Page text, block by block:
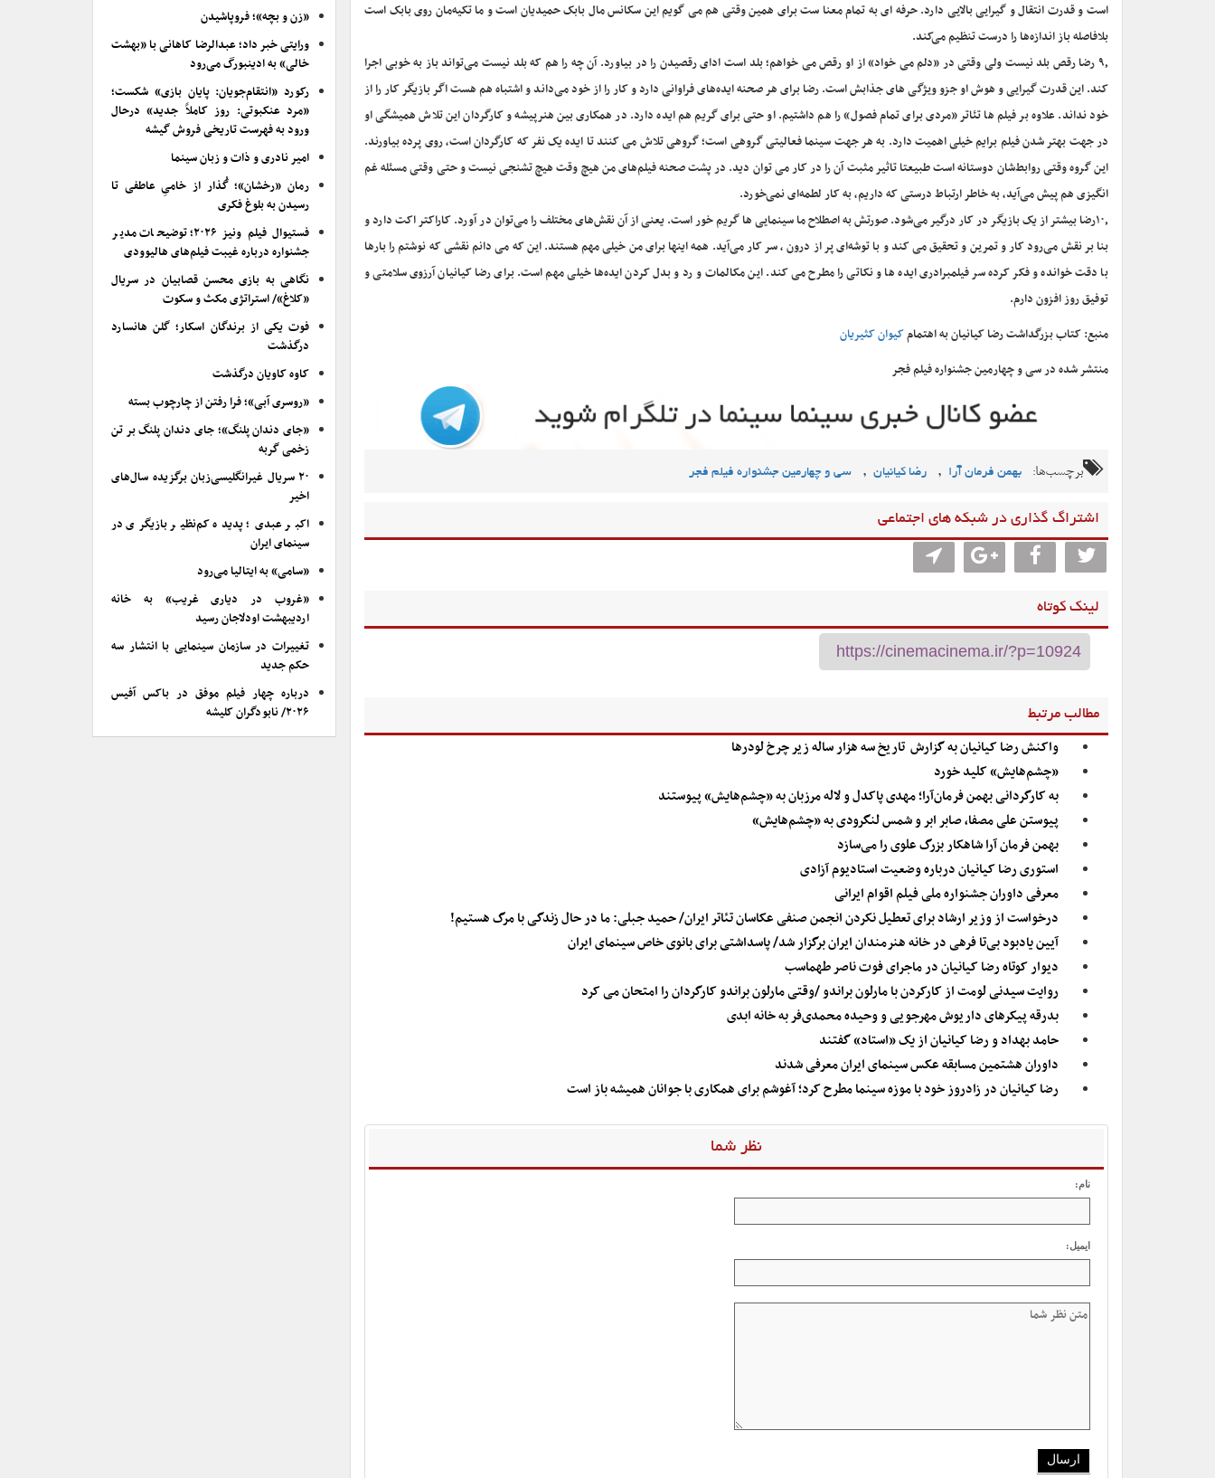
است و قدرت انتقال و گیرایی بالایی دارد. حرفه ای به تمام معنا ست برای همین وقتی هم می گویم این سکانس مال بابک حمیدیان است و ما تکیه‌مان روی بابک است
بلافاصله باز اندازه‌ها را درست تنظیم می‌کند.
۹٫ رضا رقص بلد نیست ولی وقتی در «دلم می خواد» از او رقص می خواهم؛ بلد است ادای رقصیدن را در بیاورد. آن چه را هم که بلد نیست می‌تواند باز به خوبی اجرا
کند. این قدرت گیرایی و هوش او جزو ویژگی های جذابش است. رضا برای هر صحنه ایده‌های فراوانی دارد و کار را از خود می‌داند و اشتباه هم هست اگر بازیگر کار را از
خود نداند. علاوه بر فیلم ها تئاتر «مردی برای تمام فصول» را هم داشتیم. او حتی برای گریم هم ایده دارد. در همکاری بین هنرپیشه و کارگردان این تلاش همیشگی او
در جهت بهتر شدن فیلم برایم خیلی اهمیت دارد. به هر جهت سینما فعالیتی گروهی است؛ گروهی تلاش می کنند تا ایده یک نفر که کارگردان است، روی پرده بیاورند.
این گروه وقتی روابط‌شان دوستانه است طبیعتا تاثیر مثبت آن را در کار می توان دید. در پشت صحنه فیلم‌های من هیچ وقت هیچ تشنجی نیست و حتی وقتی مسئله غم
انگیزی هم پیش می‌آید، به خاطر ارتباط درستی که داریم، به کار لطمه‌ای نمی‌خورد.
۱۰٫رضا بیشتر از یک بازیگر در کار درگیر می‌شود. صورتش به اصطلاح ما سینمایی ها گریم خور است. یعنی از آن نقش‌های مختلف را می‌توان در آورد. کاراکتر اکت دارد و
بنا بر نقش می‌رود کار و تمرین و تحقیق می کند و با توشه‌ای پر از درون ، سر کار می‌آید. همه اینها برای من خیلی مهم هستند. این که می دانم نقشی که نوشتم را بارها
با دقت خوانده و فکر کرده سر فیلمبرادری ایده ها و نکاتی را مطرح می کند. این مکالمات و رد و بدل کردن ایده‌ها خیلی مهم است. برای رضا کیانیان آرزوی سلامتی و
توفیق روز افزون دارم.
منبع: کتاب بزرگداشت رضا کیانیان به اهتمامکیوان کثیریان
منتشر شده در سی و چهارمین جشنواره فیلم فجر
برچسب‌ها: بهمن فرمان آرا , رضا کیانیان , سی و چهارمین جشنواره فیلم فجر
اشتراگ گذاری در شبکه های اجتماعی
لینک کوتاه
مطالب مرتبط
واکنش رضا کیانیان به گزارش تاریخ سه هزار ساله زیر چرخ لودرها
«چشم‌هایش» کلید خورد
به کارگردانی بهمن فرمان‌آرا؛ مهدی پاکدل و لاله مرزبان به «چشم‌هایش» پیوستند
پیوستن علی مصفا، صابر ابر و شمس لنگرودی به «چشم‌هایش»
بهمن فرمان آرا شاهکار بزرگ علوی را می‌سازد
استوری رضا کیانیان درباره وضعیت استادیوم آزادی
معرفی داوران جشنواره ملی فیلم اقوام ایرانی
درخواست از وزیر ارشاد برای تعطیل نکردن انجمن صنفی عکاسان تئاتر ایران/ حمید جبلی: ما در حال زندگی با مرگ هستیم!
آیین یادبود بی‌تا فرهی در خانه هنرمندان ایران برگزار شد/ پاسداشتی برای بانوی خاص سینمای ایران
دیوار کوتاه رضا کیانیان در ماجرای فوت ناصر طهماسب
روایت سیدنی لومت از کارکردن با مارلون براندو /وقتی مارلون براندو کارگردان را امتحان می کرد
بدرقه پیکرهای داریوش مهرجویی و وحیده محمدی‌فر به خانه ابدی
حامد بهداد و رضا کیانیان از یک «استاد» گفتند
داوران هشتمین مسابقه عکس سینمای ایران معرفی شدند
رضا کیانیان در زادروز خود با موزه سینما مطرح کرد؛ آغوشم برای همکاری با جوانان همیشه باز است
نظر شما
نام:
ایمیل:
«زن و بچه»؛ فروپاشیدن
ورایتی خبر داد؛ عبدالرضا کاهانی با «بهشت
خالی» به ادینبورگ می‌رود
رکورد «انتقام‌جویان: پایان بازی» شکست؛
«مرد عنکبوتی: روز کاملاً جدید» درحال
ورود به فهرست تاریخی فروش گیشه
امیر نادری و ذات و زبان سینما
رمان «رخشان»؛ گُذار از خامیِ عاطفی تا
رسیدن به بلوغ فکری
فستیوال فیلم ونیز ۲۰۲۶؛ توضیحات مدیر
جشنواره درباره غیبت فیلم‌های هالیوودی
نگاهی به بازی محسن قصابیان در سریال
«کلاغ»/ استراتژی مکث و سکوت
فوت یکی از برندگان اسکار؛ گلن هانسارد
درگذشت
کاوه کاویان درگذشت
«روسری آبی»؛ فرا رفتن از چارچوب بسته
«جای دندان پلنگ»؛ جای دندان پلنگ بر تن
زخمی گربه
۲۰ سریال غیرانگلیسی‌زبان برگزیده سال‌های
اخیر
اکبر عبدی؛ پدیده کم‌نظیر بازیگری در
سینمای ایران
«سامی» به ایتالیا می‌رود
«غروب در دیاری غریب» به خانه
اردیبهشت اودلاجان رسید
تغییرات در سازمان سینمایی با انتشار سه
حکم جدید
درباره چهار فیلم موفق در باکس آفیس
۲۰۲۶/ نابودگران کلیشه